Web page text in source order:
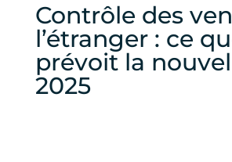
Contrôle des
l’étranger : ce
prévoit la
2025